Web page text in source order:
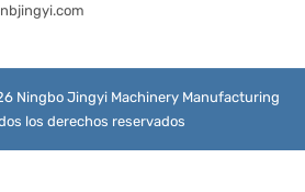
Ningbo Jingyi Machinery Manufacturing
los derechos reservados